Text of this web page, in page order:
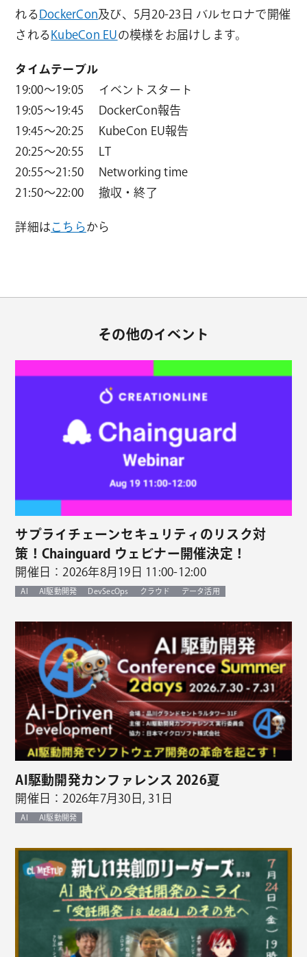
れる DockerCon及び、5月20-23日 バルセロナで開催
される KubeCon EUの模様をお届けします。
タイムテーブル
19:00～19:05 イベントスタート
19:05～19:45 DockerCon報告
19:45～20:25 KubeCon EU報告
20:25～20:55 LT
20:55～21:50 Networking time
21:50～22:00 撤収・終了
詳細は こちらから
その他のイベント
サプライチェーンセキュリティのリスク対
策！Chainguard ウェビナー開催決定！
開催日：2026年8月19日 11:00-12:00
AI AI駆動開発 DevSecOps クラウド データ活用
AI駆動開発カンファレンス 2026夏
開催日：2026年7月30日, 31日
AI AI駆動開発